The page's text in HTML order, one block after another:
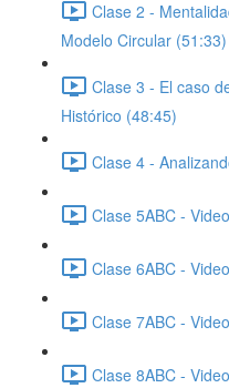
Clase 2 -
Modelo Circular (51:33)
Clase 3 - El caso
Histórico (48:45)
Clase 4 -
Clase 5ABC -
Clase 6ABC -
Clase 7ABC -
Clase 8ABC -